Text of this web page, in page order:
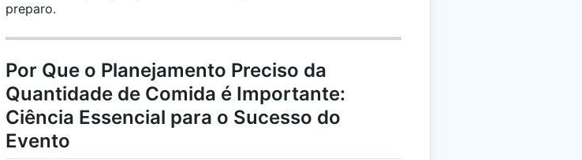
preparo.
Por Que o Planejamento Preciso da
Quantidade de Comida é Importante:
Ciência Essencial para o Sucesso do
Evento